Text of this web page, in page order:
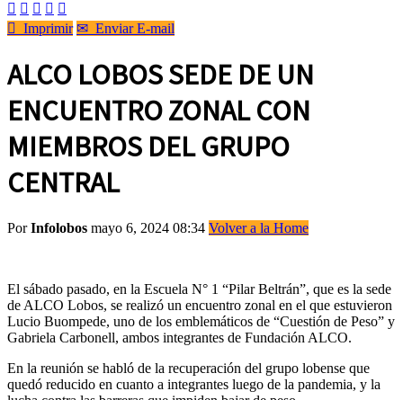
    
 Imprimir ✉ Enviar E-mail
ALCO LOBOS SEDE DE UN
ENCUENTRO ZONAL CON
MIEMBROS DEL GRUPO
CENTRAL
PorInfolobos mayo 6, 2024 08:34 Volver a la Home
El sábado pasado, en la Escuela N° 1 “Pilar Beltrán”, que es la sede
de ALCO Lobos, se realizó un encuentro zonal en el que estuvieron
Lucio Buompede, uno de los emblemáticos de “Cuestión de Peso” y
Gabriela Carbonell, ambos integrantes de Fundación ALCO.
En la reunión se habló de la recuperación del grupo lobense que
quedó reducido en cuanto a integrantes luego de la pandemia, y la